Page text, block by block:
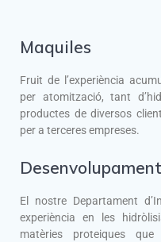
Maquiles
Fruit de l’experiència
per atomització, tant
productes de diversos
per a terceres empreses.
El nostre Departament
experiència en les
matèries proteiques